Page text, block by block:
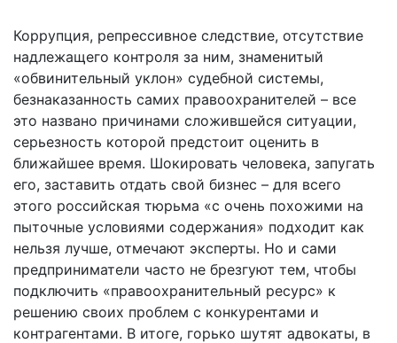
Коррупция, репрессивное следствие, отсутствие
надлежащего контроля за ним, знаменитый
«обвинительный уклон» судебной системы,
безнаказанность самих правоохранителей – все
это названо причинами сложившейся ситуации,
серьезность которой предстоит оценить в
ближайшее время. Шокировать человека, запугать
его, заставить отдать свой бизнес – для всего
этого российская тюрьма «с очень похожими на
пыточные условиями содержания» подходит как
нельзя лучше, отмечают эксперты. Но и сами
предприниматели часто не брезгуют тем, чтобы
подключить «правоохранительный ресурс» к
решению своих проблем с конкурентами и
контрагентами. В итоге, горько шутят адвокаты, в